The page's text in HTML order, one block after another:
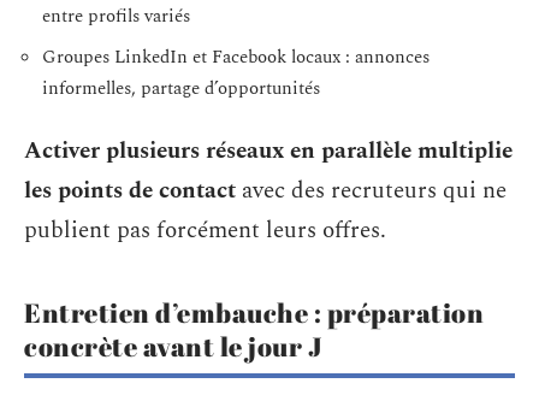
entre profils variés
Groupes LinkedIn et Facebook locaux : annonces
informelles, partage d’opportunités
Activer plusieurs réseaux en parallèle multiplie
les points de contact avec des recruteurs qui ne
publient pas forcément leurs offres.
Entretien d’embauche : préparation
concrète avant le jour J